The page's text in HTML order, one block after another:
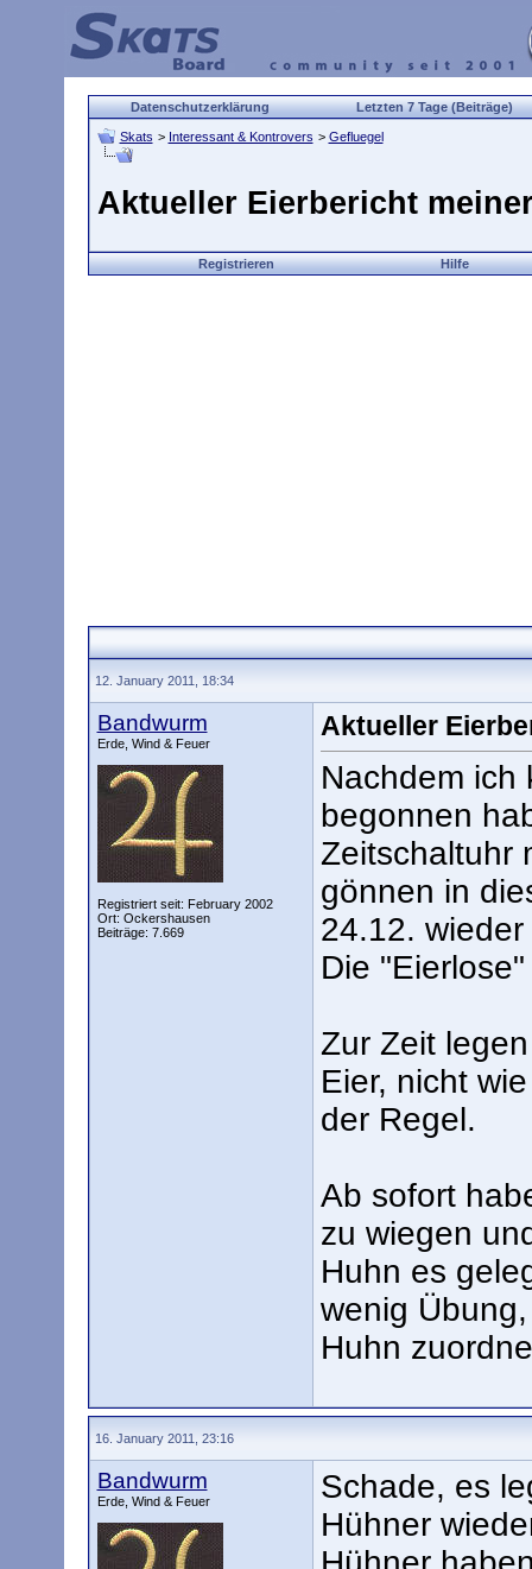
Datenschutzerklärung Letzten 7 Tage (Beiträge)
Skats > Interessant & Kontrovers > Gefluegel
Aktueller Eierbericht
Registrieren Hilfe
12. January 2011, 18:34
Bandwurm
Erde, Wind & Feuer
Registriert seit: February 2002
Ort: Ockershausen
Beiträge: 7.669
Aktueller
Nachdem ich
begonnen
Zeitschaltuhr
gönnen in
24.12.
Die
Zur Zeit
Eier, nicht
der Regel.
Ab sofort
zu wiegen
Huhn es
wenig
Huhn
16. January 2011, 23:16
Bandwurm
Erde, Wind & Feuer
Schade, es
Hühner